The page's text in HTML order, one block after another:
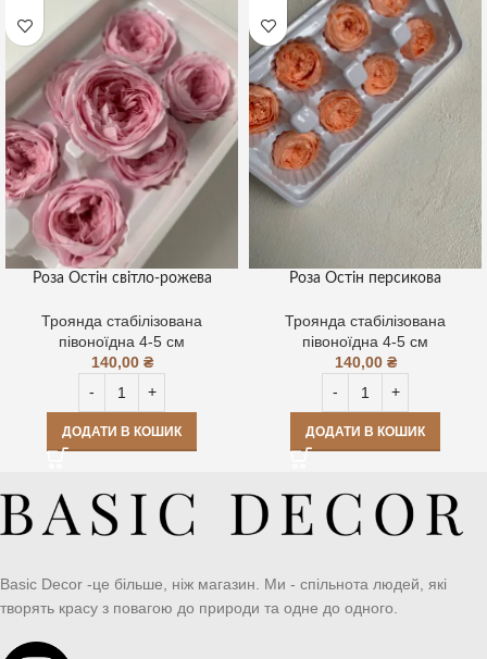
Роза Остін світло-рожева
Троянда стабілізована
півоноїдна 4-5 см
140,00 ₴
ДОДАТИ В КОШИК
Роза Остін персикова
Троянда стабілізована
півоноїдна 4-5 см
140,00 ₴
ДОДАТИ В КОШИК
Basic Decor -це більше, ніж магазин. Ми - спільнота людей, які
творять красу з повагою до природи та одне до одного.